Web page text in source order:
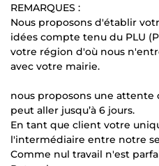
REMARQUES :
Nous proposons d'établir
idées compte tenu du PLU
votre région d'où nous
avec votre mairie.
nous proposons une
peut aller jusqu’à 6 jours.
En tant que client votre
l'intermédiaire entre notre
Comme nul travail n'est